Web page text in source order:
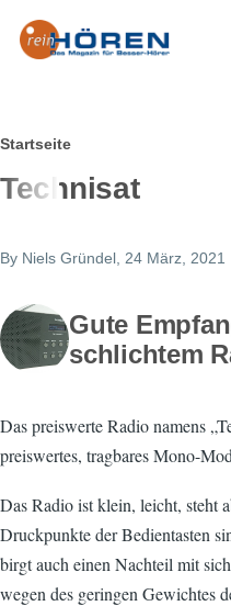
Pfadnavigation
Startseite
Technisat
By Niels Gründel , 24 März, 2021
Gute
schlichtem
Das preiswerte Radio namens
preiswertes, tragbares Mono-
Das Radio ist klein, leicht, steht
Druckpunkte der Bedientasten
birgt auch einen Nachteil mit
wegen des geringen Gewichtes